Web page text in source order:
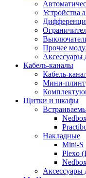
Устройства
Прочее
Аксессуары
Кабель-каналы
Кабель-
Мини-
Щитки и шкафы
Накладные
Mini-S
Plexo
Аксессуары